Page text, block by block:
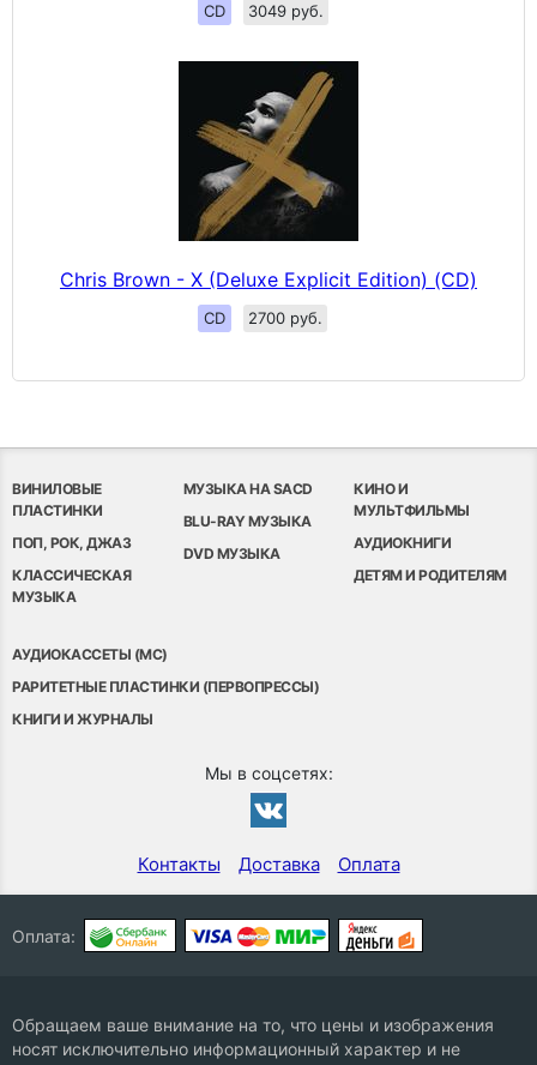
CD 3049 руб.
Chris Brown - X (Deluxe Explicit Edition) (CD)
CD 2700 руб.
ВИНИЛОВЫЕ
ПЛАСТИНКИ
ПОП, РОК, ДЖАЗ
КЛАССИЧЕСКАЯ
МУЗЫКА
МУЗЫКА НА SACD
BLU-RAY МУЗЫКА
DVD МУЗЫКА
КИНО И
МУЛЬТФИЛЬМЫ
АУДИОКНИГИ
ДЕТЯМ И РОДИТЕЛЯМ
АУДИОКАССЕТЫ (MC)
РАРИТЕТНЫЕ ПЛАСТИНКИ (ПЕРВОПРЕССЫ)
КНИГИ И ЖУРНАЛЫ
Мы в соцсетях:
Контакты Доставка Оплата
Оплата:
Обращаем ваше внимание на то, что цены и изображения
носят исключительно информационный характер и не